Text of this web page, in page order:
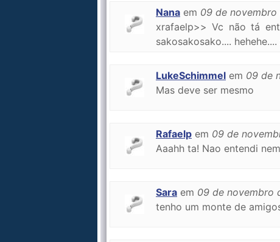
Nana em 09 de novembro
xrafaelp>> Vc não tá
sakosakosako....
LukeSchimmel em 09 de
Mas deve ser mesmo
Rafaelp em 09 de
Aaahh ta! Nao entendi
Sara em 09 de novembro
tenho um monte de